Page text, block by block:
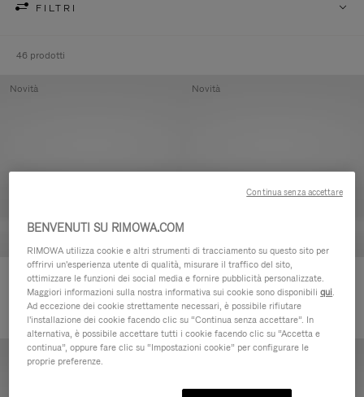
FILTRI
46 prodotti
Groove - Pelle Pochette con zip
€420,00
Novità
Groove - Pelle Pochette con zip
€420,00
Novità
Novità
BENVENUTI SU RIMOWA.COM
RIMOWA utilizza cookie e altri strumenti di tracciamento su questo sito per
offrirvi un'esperienza utente di qualità, misurare il traffico del sito,
ottimizzare le funzioni dei social media e fornire pubblicità personalizzate.
Maggiori informazioni sulla nostra informativa sui cookie sono disponibiliqui.
Ad eccezione dei cookie strettamente necessari, è possibile rifiutare
l'installazione dei cookie facendo clic su “Continua senza accettare”. In
alternativa, è possibile accettare tutti i cookie facendo clic su “Accetta e
continua”, oppure fare clic su “Impostazioni cookie” per configurare le
proprie preferenze.
Continua senza accettare